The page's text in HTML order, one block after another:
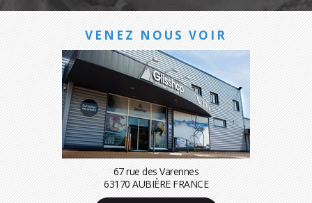
VENEZ NOUS VOIR
67 rue des Varennes
63170 AUBIÈRE FRANCE